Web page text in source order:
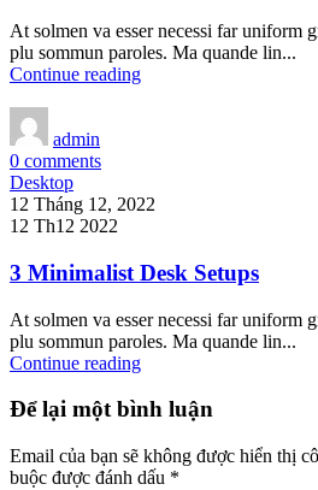
At solmen va esser necessi far uniform
plu sommun paroles. Ma quande lin...
Continue reading
admin
0 comments
Desktop
12 Tháng 12, 2022
12 Th12 2022
3 Minimalist Desk Setups
At solmen va esser necessi far uniform
plu sommun paroles. Ma quande lin...
Continue reading
Để lại một bình luận
Email của bạn sẽ không được hiển thị
buộc được đánh dấu *